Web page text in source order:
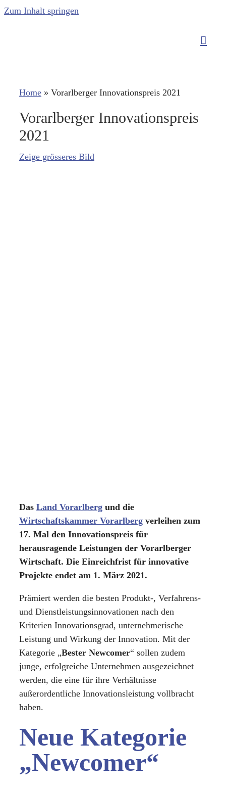
Zum Inhalt springen
Home » Vorarlberger Innovationspreis 2021
Vorarlberger Innovationspreis
2021
Zeige grösseres Bild
Das Land Vorarlberg und die
Wirtschaftskammer Vorarlberg verleihen zum
17. Mal den Innovationspreis für
herausragende Leistungen der Vorarlberger
Wirtschaft. Die Einreichfrist für innovative
Projekte endet am 1. März 2021.
Prämiert werden die besten Produkt-, Verfahrens-
und Dienstleistungsinnovationen nach den
Kriterien Innovationsgrad, unternehmerische
Leistung und Wirkung der Innovation. Mit der
Kategorie „Bester Newcomer“ sollen zudem
junge, erfolgreiche Unternehmen ausgezeichnet
werden, die eine für ihre Verhältnisse
außerordentliche Innovationsleistung vollbracht
haben.
Neue Kategorie
„Newcomer“